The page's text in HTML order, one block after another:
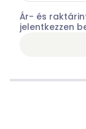
Ár- és
jelentkezzen